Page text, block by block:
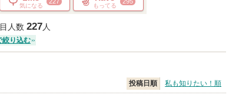
気になる もってる
人数 227人
絞り込む
投稿日順 私も知りたい！順